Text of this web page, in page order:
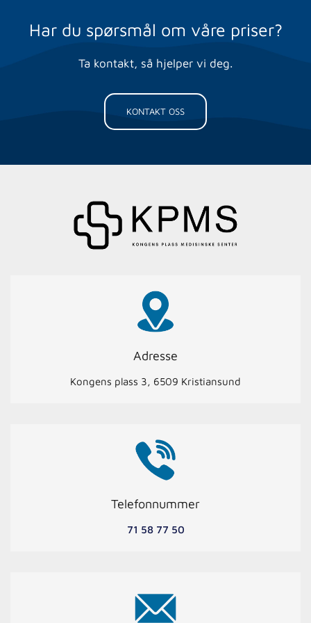
Har du spørsmål om våre priser?
Ta kontakt, så hjelper vi deg.
KONTAKT OSS
Adresse
Kongens plass 3, 6509 Kristiansund
Telefonnummer
71 58 77 50